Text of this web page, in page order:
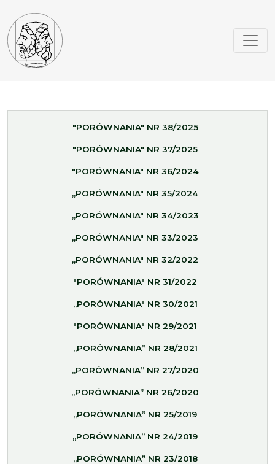
"PORÓWNANIA" NR 38/2025
"PORÓWNANIA" NR 37/2025
"PORÓWNANIA" NR 36/2024
„PORÓWNANIA" NR 35/2024
„PORÓWNANIA" NR 34/2023
„PORÓWNANIA" NR 33/2023
„PORÓWNANIA" NR 32/2022
"PORÓWNANIA" NR 31/2022
„PORÓWNANIA" NR 30/2021
"PORÓWNANIA" NR 29/2021
„PORÓWNANIA” NR 28/2021
„PORÓWNANIA” NR 27/2020
„PORÓWNANIA” NR 26/2020
„PORÓWNANIA” NR 25/2019
„PORÓWNANIA” NR 24/2019
„PORÓWNANIA” NR 23/2018